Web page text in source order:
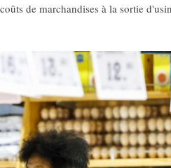
de marchandises à la sortie